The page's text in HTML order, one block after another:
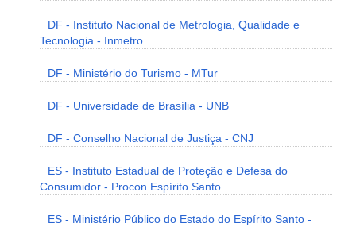
DF - Instituto Nacional de Metrologia, Qualidade e
Tecnologia - Inmetro
DF - Ministério do Turismo - MTur
DF - Universidade de Brasília - UNB
DF - Conselho Nacional de Justiça - CNJ
ES - Instituto Estadual de Proteção e Defesa do
Consumidor - Procon Espírito Santo
ES - Ministério Público do Estado do Espírito Santo -